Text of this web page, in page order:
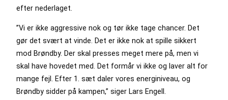
efter nederlaget.
”Vi er ikke aggressive nok og tør ikke tage chancer. Det
gør det svært at vinde. Det er ikke nok at spille sikkert
mod Brøndby. Der skal presses meget mere på, men vi
skal have hovedet med. Det formår vi ikke og laver alt for
mange fejl. Efter 1. sæt daler vores energiniveau, og
Brøndby sidder på kampen,” siger Lars Engell.